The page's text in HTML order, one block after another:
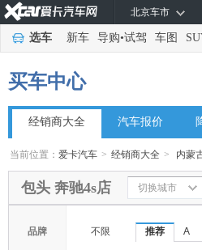
北京车市
选车 新车 导购•试驾 车图
买车中心
经销商大全 汽车报价
当前位置：爱卡汽车 > 经销商大全 > 内蒙
包头 奔驰4s店 切换城市
品牌 不限 推荐 A